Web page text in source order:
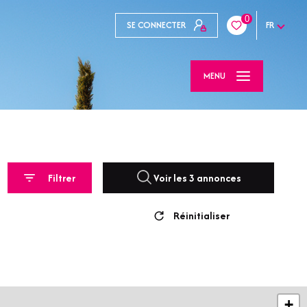
SE CONNECTER 0 FR
MENU
Filtrer Voir les3 annonces
Réinitialiser